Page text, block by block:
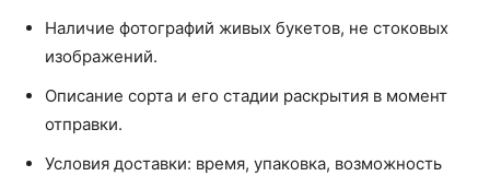
Наличие фотографий живых букетов, не стоковых
изображений.
Описание сорта и его стадии раскрытия в момент
отправки.
Условия доставки: время, упаковка, возможность